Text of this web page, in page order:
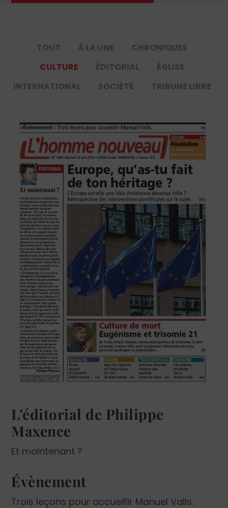
TOUT À LA UNE
CHRONIQUES
CULTURE
ÉDITORIAL
ÉGLISE
INTERNATIONAL
SOCIÉTÉ TRIBUNE LIBRE
L’éditorial de Philippe
Maxence
Et maintenant ?
Évènement
Trois leçons pour accueillir Manuel Valls.